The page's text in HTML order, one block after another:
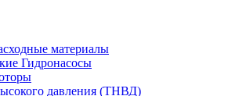
материалы
Гидронасосы
давления (ТНВД)